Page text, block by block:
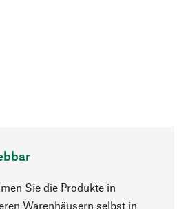
Sie die Produkte in
Warenhäusern selbst in